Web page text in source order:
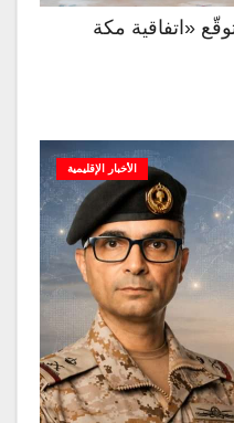
«اتفاقية مكة
الأخبار الإقليمية